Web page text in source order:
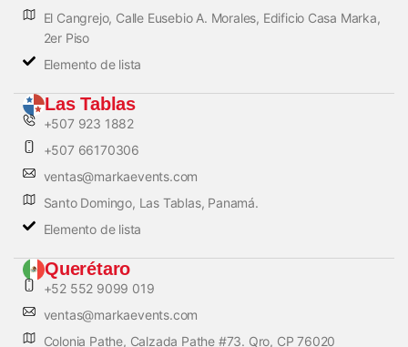
El Cangrejo, Calle Eusebio A. Morales, Edificio Casa Marka,
2er Piso
Elemento de lista
Las Tablas
+507 923 1882
+507 66170306
ventas@markaevents.com
Santo Domingo, Las Tablas, Panamá.
Elemento de lista
Querétaro
+52 552 9099 019
ventas@markaevents.com
Colonia Pathe, Calzada Pathe #73. Qro, CP 76020